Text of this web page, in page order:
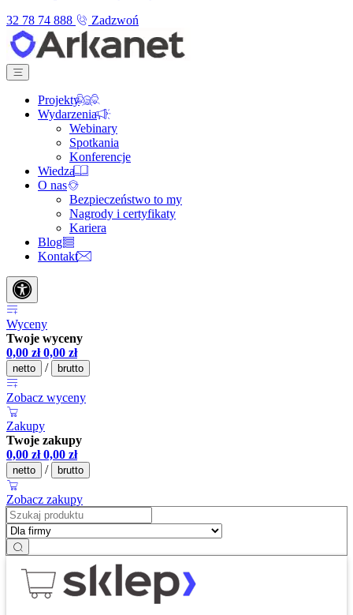
32 78 74 888
Zadzwoń
Projekty
Wydarzenia
Webinary
Spotkania
Konferencje
Wiedza
O nas
Bezpieczeństwo to my
Nagrody i certyfikaty
Kariera
Blog
Kontakt
Wyceny
Twoje wyceny
0,00 zł 0,00 zł
netto / brutto
Zobacz wyceny
Zakupy
Twoje zakupy
0,00 zł 0,00 zł
netto / brutto
Zobacz zakupy